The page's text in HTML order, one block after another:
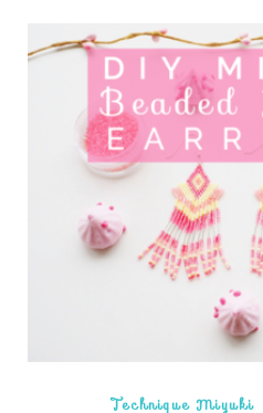
Technique Miyuki